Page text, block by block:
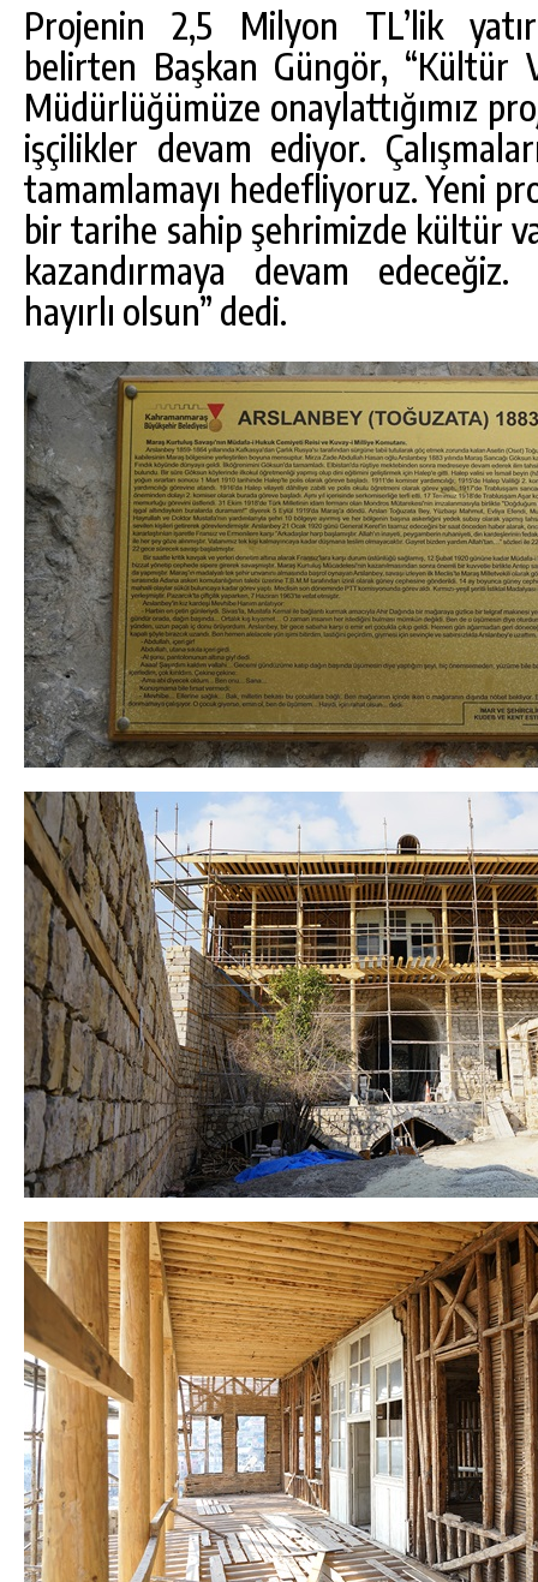
Projenin 2,5 Milyon TL’lik
belirten Başkan Güngör, “Kültür
Müdürlüğümüze onaylattığımız
işçilikler devam ediyor.
tamamlamayı hedefliyoruz. Yeni
bir tarihe sahip şehrimizde kültür
kazandırmaya devam edeceğiz.
hayırlı olsun” dedi.